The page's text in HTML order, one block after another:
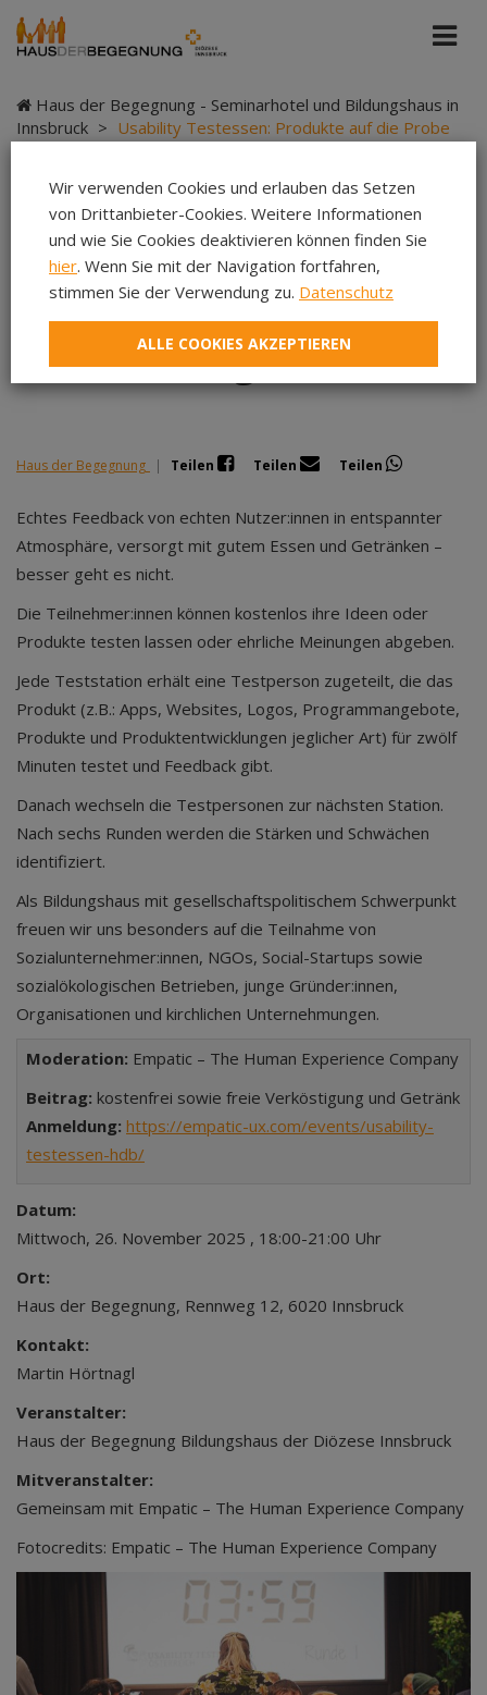
Haus der Begegnung - Seminarhotel und Bildungshaus in
Innsbruck > Usability Testessen: Produkte auf die Probe
Usability Testessen:
Produkte auf die
Probe gestellt
Haus der Begegnung | Teilen Teilen Teilen
Echtes Feedback von echten Nutzer:innen in entspannter
Atmosphäre, versorgt mit gutem Essen und Getränken –
besser geht es nicht.
Die Teilnehmer:innen können kostenlos ihre Ideen oder
Produkte testen lassen oder ehrliche Meinungen abgeben.
Jede Teststation erhält eine Testperson zugeteilt, die das
Produkt (z.B.: Apps, Websites, Logos, Programmangebote,
Produkte und Produktentwicklungen jeglicher Art) für zwölf
Minuten testet und Feedback gibt.
Danach wechseln die Testpersonen zur nächsten Station.
Nach sechs Runden werden die Stärken und Schwächen
identifiziert.
Als Bildungshaus mit gesellschaftspolitischem Schwerpunkt
freuen wir uns besonders auf die Teilnahme von
Sozialunternehmer:innen, NGOs, Social-Startups sowie
sozialökologischen Betrieben, junge Gründer:innen,
Organisationen und kirchlichen Unternehmungen.
Moderation: Empatic – The Human Experience Company
Beitrag: kostenfrei sowie freie Verköstigung und Getränk
Anmeldung: https://empatic-ux.com/events/usability-
testessen-hdb/
Datum:
Mittwoch, 26. November 2025 , 18:00-21:00 Uhr
Ort:
Haus der Begegnung, Rennweg 12, 6020 Innsbruck
Kontakt:
Martin Hörtnagl
Veranstalter:
Haus der Begegnung Bildungshaus der Diözese Innsbruck
Mitveranstalter:
Gemeinsam mit Empatic – The Human Experience Company
Fotocredits: Empatic – The Human Experience Company
Wir verwenden Cookies und erlauben das Setzen
von Drittanbieter-Cookies. Weitere Informationen
und wie Sie Cookies deaktivieren können finden Sie
hier. Wenn Sie mit der Navigation fortfahren,
stimmen Sie der Verwendung zu. Datenschutz
ALLE COOKIES AKZEPTIEREN